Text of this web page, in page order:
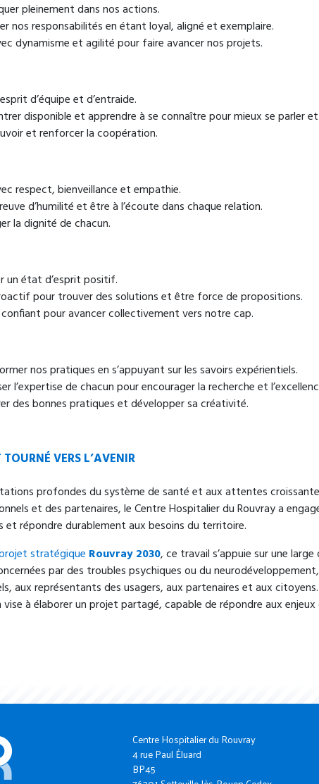
pleinement dans nos actions.
nos responsabilités en étant loyal, aligné et exemplaire.
dynamisme et agilité pour faire avancer nos projets.
d’équipe et d’entraide.
disponible et apprendre à se connaître pour mieux se parler
et renforcer la coopération.
respect, bienveillance et empathie.
d’humilité et être à l’écoute dans chaque relation.
la dignité de chacun.
un état d’esprit positif.
pour trouver des solutions et être force de propositions.
pour avancer collectivement vers notre cap.
nos pratiques en s’appuyant sur les savoirs expérientiels.
l’expertise de chacun pour encourager la recherche et
des bonnes pratiques et développer sa créativité.
VERS L’AVENIR
profondes du système de santé et aux attentes
et des partenaires, le Centre Hospitalier du Rouvray a
et répondre durablement aux besoins du territoire.
stratégique Rouvray 2030, ce travail s’appuie sur une
par des troubles psychiques ou du
aux représentants des usagers, aux partenaires et aux
à élaborer un projet partagé, capable de répondre aux enjeux
Centre Hospitalier du Rouvray
4 rue Paul Éluard
BP45